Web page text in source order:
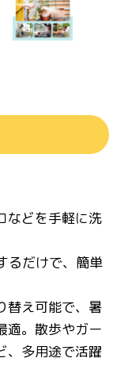
などを手軽に洗
るだけで、簡単
替え可能で、暑
適。散歩やガー
、多用途で活躍